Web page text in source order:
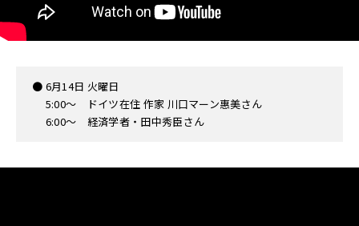
● 6月14日 火曜日
5:00〜 ドイツ在住 作家 川口マーン惠美さん
6:00〜 経済学者・田中秀臣さん